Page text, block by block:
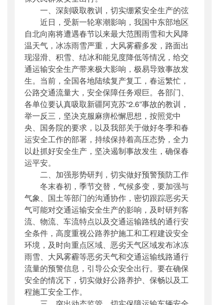
一、深刻吸取教训，切实绷紧安全生产的弦
近日，受新一轮寒潮影响，我国中东部地区
自北向南将遭遇春节以来最大范围雨雪和大风降
温天气，冰冻雨雪严重，大风雾霾多发，路面出
现湿滑、积雪、结冰和能见度降低等情况，给交
通运输安全生产带来极大影响，极易导致事故发
生。当前，全国各地陆续复产复工，春运繁忙，
公路交通流量大，安全保障任务艰巨。各部门、
各单位要认真吸取新疆阿克苏“2.6”事故的教训，
举一反三，坚决克服麻痹松懈思想，按照党中
央、国务院的要求，以及我部关于做好冬季和春
运安全工作的部署，持续保持着高压态势，全力
以赴抓好安全生产，坚决遏制事故发生，确保春
运平安。
二、加强形势研判，切实做好预警预防工作
冬末春初，季节交替，气候多变，要加强与
气象、国土等部门的沟通协作，密切跟踪恶劣天
气可能对交通运输安全生产的影响，及时研判客
流、物流、车流特点以及交通运输路线的通行安
全条件，高度重视公路养护施工和工程建设安全
环境，及时向重点区域、恶劣天气区域发布冰冻
雨雪、大风雾霾等恶劣天气和交通运输线路通行
流量的预警信息，引导公众安全出行。要在确保
安全的情况下，切实做好公路养护、保畅以及工
程施工安全工作。